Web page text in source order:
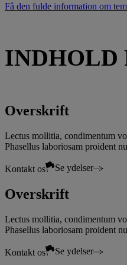
Få den fulde information om
INDHOLD
Overskrift
Lectus mollitia, condimentum
Phasellus laboriosam proident
Kontakt os Se ydelser
Overskrift
Lectus mollitia, condimentum
Phasellus laboriosam proident
Kontakt os Se ydelser